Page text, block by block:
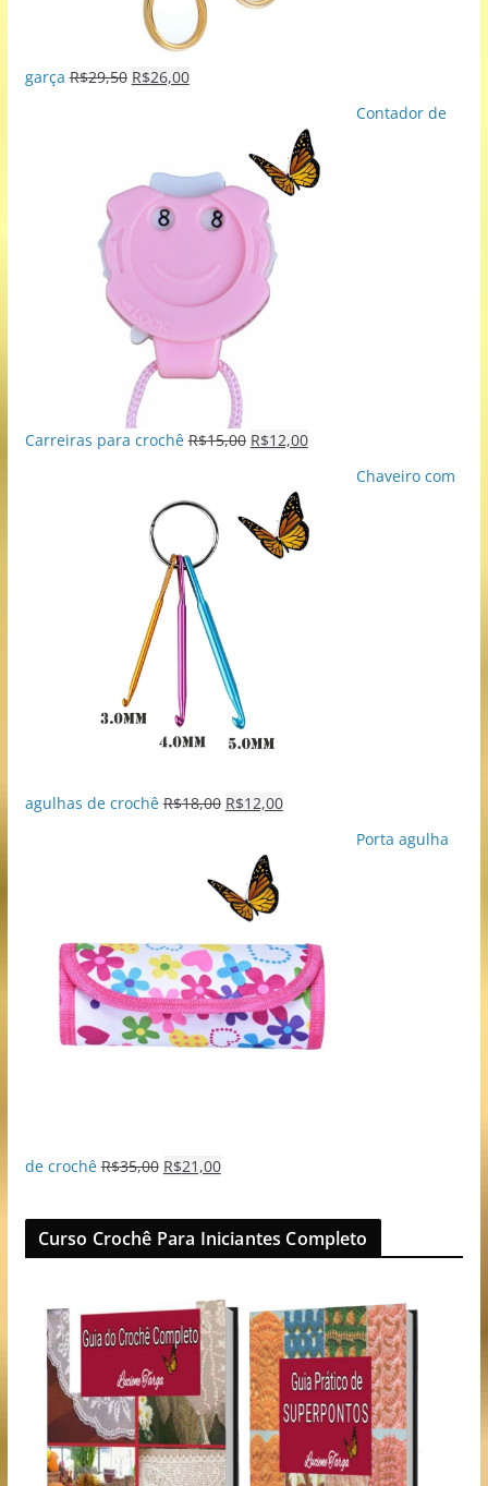
garça R$29,50 R$26,00
Contador de
Carreiras para crochê R$15,00 R$12,00
Chaveiro com
agulhas de crochê R$18,00 R$12,00
Porta agulha
de crochê R$35,00 R$21,00
Curso Crochê Para Iniciantes Completo